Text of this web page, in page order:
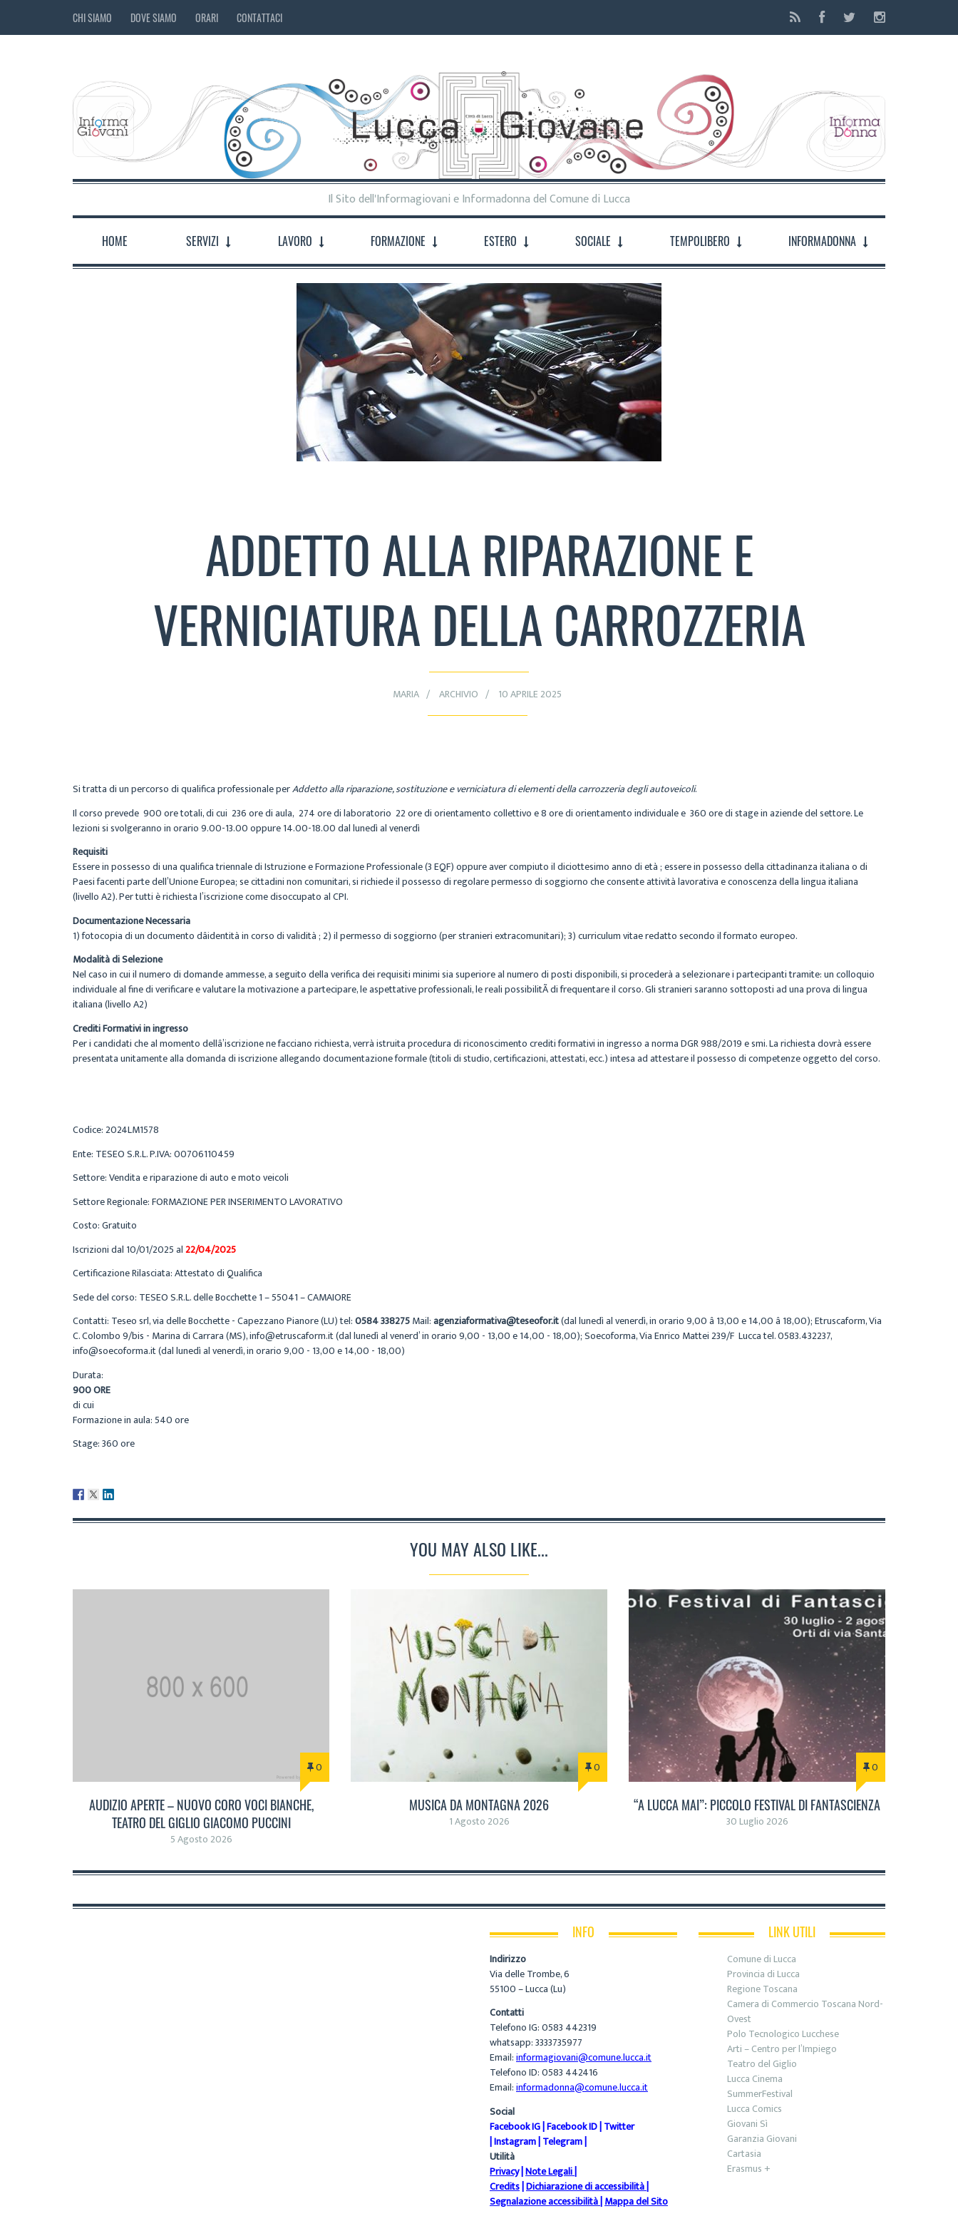
CHI SIAMO DOVE SIAMO ORARI CONTATTACI
Il Sito dell'Informagiovani e Informadonna del Comune di Lucca
HOME SERVIZI LAVORO FORMAZIONE ESTERO SOCIALE TEMPOLIBERO INFORMADONNA
ADDETTO ALLA RIPARAZIONE E
VERNICIATURA DELLA CARROZZERIA
MARIA ARCHIVIO 10 APRILE 2025
Si tratta di un percorso di qualifica professionale perAddetto alla riparazione, sostituzione e verniciatura di elementi della carrozzeria degli autoveicoli.
Il corso prevede 900 ore totali, di cui 236 ore di aula, 274 ore di laboratorio 22 ore di orientamento collettivo e 8 ore di orientamento individuale e 360 ore di stage in aziende del settore. Le
lezioni si svolgeranno in orario 9.00-13.00 oppure 14.00-18.00 dal lunedì al venerdì
Requisiti
Essere in possesso di una qualifica triennale di Istruzione e Formazione Professionale (3 EQF) oppure aver compiuto il diciottesimo anno di età ; essere in possesso della cittadinanza italiana o di
Paesi facenti parte dell’Unione Europea; se cittadini non comunitari, si richiede il possesso di regolare permesso di soggiorno che consente attività lavorativa e conoscenza della lingua italiana
(livello A2). Per tutti è richiesta l’iscrizione come disoccupato al CPI.
Documentazione Necessaria
1) fotocopia di un documento dâidentità in corso di validità ; 2) il permesso di soggiorno (per stranieri extracomunitari); 3) curriculum vitae redatto secondo il formato europeo.
Modalità di Selezione
Nel caso in cui il numero di domande ammesse, a seguito della verifica dei requisiti minimi sia superiore al numero di posti disponibili, si procederà a selezionare i partecipanti tramite: un colloquio
individuale al fine di verificare e valutare la motivazione a partecipare, le aspettative professionali, le reali possibilitÃ di frequentare il corso. Gli stranieri saranno sottoposti ad una prova di lingua
italiana (livello A2)
Crediti Formativi in ingresso
Per i candidati che al momento dellâ’iscrizione ne facciano richiesta, verrà istruita procedura di riconoscimento crediti formativi in ingresso a norma DGR 988/2019 e smi. La richiesta dovrà essere
presentata unitamente alla domanda di iscrizione allegando documentazione formale (titoli di studio, certificazioni, attestati, ecc.) intesa ad attestare il possesso di competenze oggetto del corso.
Codice: 2024LM1578
Ente: TESEO S.R.L. P.IVA: 00706110459
Settore: Vendita e riparazione di auto e moto veicoli
Settore Regionale: FORMAZIONE PER INSERIMENTO LAVORATIVO
Costo: Gratuito
Iscrizioni dal 10/01/2025 al22/04/2025
Certificazione Rilasciata: Attestato di Qualifica
Sede del corso: TESEO S.R.L. delle Bocchette 1 – 55041 – CAMAIORE
Contatti: Teseo srl, via delle Bocchette - Capezzano Pianore (LU) tel:0584 338275Mail:agenziaformativa@teseofor.it(dal lunedì al venerdì, in orario 9,00 â 13,00 e 14,00 â 18,00); Etruscaform, Via
C. Colombo 9/bis - Marina di Carrara (MS), info@etruscaform.it (dal lunedì al venerd’ in orario 9,00 - 13,00 e 14,00 - 18,00); Soecoforma, Via Enrico Mattei 239/F  Lucca tel. 0583.432237,
info@soecoforma.it (dal lunedì al venerdì, in orario 9,00 - 13,00 e 14,00 - 18,00)
Durata:
900 ORE
di cui
Formazione in aula: 540 ore
Stage: 360 ore
YOU MAY ALSO LIKE...
0
AUDIZIO APERTE – NUOVO CORO VOCI BIANCHE,
TEATRO DEL GIGLIO GIACOMO PUCCINI
5 Agosto 2026
0
MUSICA DA MONTAGNA 2026
1 Agosto 2026
0
“A LUCCA MAI”: PICCOLO FESTIVAL DI FANTASCIENZA
30 Luglio 2026
INFO
Indirizzo
Via delle Trombe, 6
55100 – Lucca (Lu)
Contatti
Telefono IG: 0583 442319
whatsapp: 3333735977
Email:informagiovani@comune.lucca.it
Telefono ID: 0583 442416
Email:informadonna@comune.lucca.it
Social
Facebook IG|Facebook ID|Twitter
|Instagram|Telegram|
Utilità
Privacy|Note Legali|
Credits|Dichiarazione di accessibilità|
Segnalazione accessibilità|Mappa del Sito
LINK UTILI
Comune di Lucca
Provincia di Lucca
Regione Toscana
Camera di Commercio Toscana Nord-
Ovest
Polo Tecnologico Lucchese
Arti – Centro per l’Impiego
Teatro del Giglio
Lucca Cinema
SummerFestival
Lucca Comics
Giovani Sì
Garanzia Giovani
Cartasia
Erasmus +